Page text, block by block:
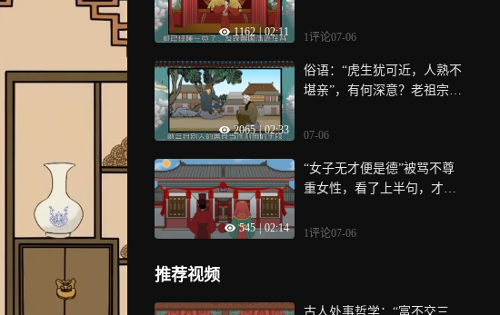
1162 | 02:11 1评论07-06
2065 | 02:33
俗语：“虎生犹可近，人熟不
堪亲”，有何深意？老祖宗道
07-06
545 | 02:14
“女子无才便是德”被骂不尊
重女性，看了上半句，才知
1评论07-06
推荐视频
古人处事哲学：“富不交三